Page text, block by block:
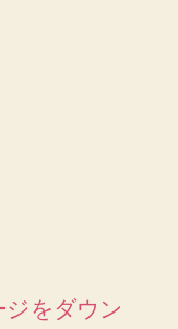
ジをダウン